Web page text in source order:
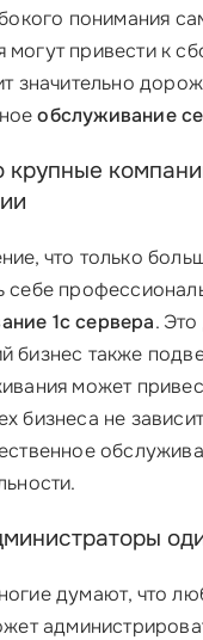
понимания
привести к
значительно
обслуживание
крупные
что только
себе
1с сервера.
бизнес также
может
бизнеса не
думают, что